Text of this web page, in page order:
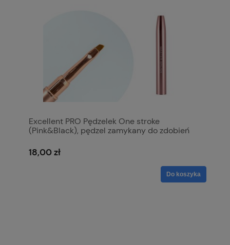
Excellent PRO Pędzelek One stroke
(Pink&Black), pędzel zamykany do zdobień
18,00 zł
Do koszyka